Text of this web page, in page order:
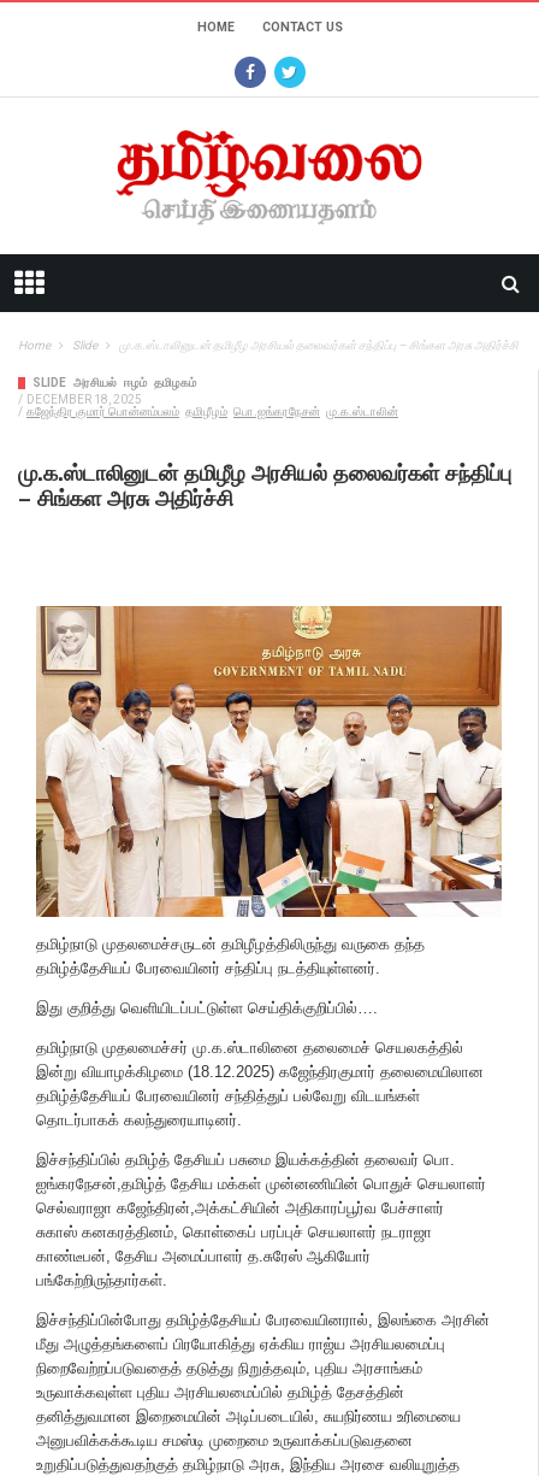
HOME CONTACT US
Home Slide மு.க.ஸ்டாலினுடன் தமிழீழ அரசியல் தலைவர்கள் சந்திப்பு – சிங்கள அரசு அதிர்ச்சி
SLIDE அரசியல் ஈழம் தமிழகம்
/ DECEMBER 18, 2025
/ கஜேந்திர குமார் பொன்னம்பலம் தமிழீழம் பொ.ஐங்கரநேசன் மு.க.ஸ்டாலின்
மு.க.ஸ்டாலினுடன் தமிழீழ அரசியல் தலைவர்கள் சந்திப்பு
– சிங்கள அரசு அதிர்ச்சி
தமிழ்நாடு முதலமைச்சருடன் தமிழீழத்திலிருந்து வருகை தந்த
தமிழ்த்தேசியப் பேரவையினர் சந்திப்பு நடத்தியுள்ளனர்.
இது குறித்து வெளியிடப்பட்டுள்ள செய்திக்குறிப்பில்….
தமிழ்நாடு முதலமைச்சர் மு.க.ஸ்டாலினை தலைமைச் செயலகத்தில்
இன்று வியாழக்கிழமை (18.12.2025) கஜேந்திரகுமார் தலைமையிலான
தமிழ்த்தேசியப் பேரவையினர் சந்தித்துப் பல்வேறு விடயங்கள்
தொடர்பாகக் கலந்துரையாடினர்.
இச்சந்திப்பில் தமிழ்த் தேசியப் பசுமை இயக்கத்தின் தலைவர் பொ.
ஐங்கரநேசன்,தமிழ்த் தேசிய மக்கள் முன்னணியின் பொதுச் செயலாளர்
செல்வராஜா கஜேந்திரன்,அக்கட்சியின் அதிகாரப்பூர்வ பேச்சாளர்
சுகாஸ் கனகரத்தினம், கொள்கைப் பரப்புச் செயலாளர் நடராஜா
காண்டீபன், தேசிய அமைப்பாளர் த.சுரேஸ் ஆகியோர்
பங்கேற்றிருந்தார்கள்.
இச்சந்திப்பின்போது தமிழ்த்தேசியப் பேரவையினரால், இலங்கை அரசின்
மீது அழுத்தங்களைப் பிரயோகித்து ஏக்கிய ராஜ்ய அரசியலமைப்பு
நிறைவேற்றப்படுவதைத் தடுத்து நிறுத்தவும், புதிய அரசாங்கம்
உருவாக்கவுள்ள புதிய அரசியலமைப்பில் தமிழ்த் தேசத்தின்
தனித்துவமான இறைமையின் அடிப்படையில், சுயநிர்ணய உரிமையை
அனுபவிக்கக்கூடிய சமஸ்டி முறைமை உருவாக்கப்படுவதனை
உறுதிப்படுத்துவதற்குத் தமிழ்நாடு அரசு, இந்திய அரசை வலியுறுத்த